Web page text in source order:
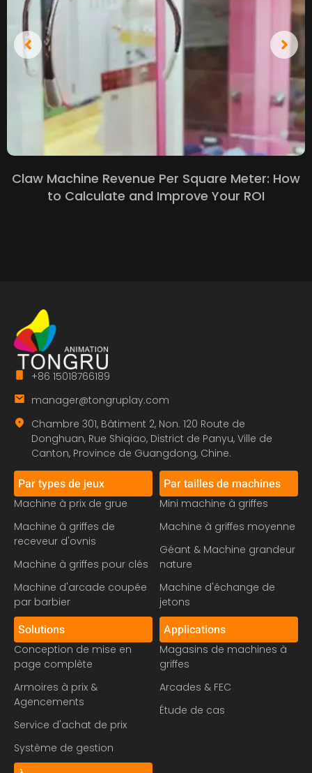
Claw Machine Revenue Per Square Meter: How
to Calculate and Improve Your ROI
+86 15018766189
manager@tongruplay.com
Chambre 301, Bâtiment 2, Non. 120 Route de
Donghuan, Rue Shiqiao, District de Panyu, Ville de
Canton, Province de Guangdong, Chine.
Par types de jeux
Machine à prix de grue
Machine à griffes de
receveur d'ovnis
Machine à griffes pour clés
Machine d'arcade coupée
par barbier
Par tailles de machines
Mini machine à griffes
Machine à griffes moyenne
Géant & Machine grandeur
nature
Machine d'échange de
jetons
Solutions
Conception de mise en
page complète
Armoires à prix &
Agencements
Service d'achat de prix
Système de gestion
Applications
Magasins de machines à
griffes
Arcades & FEC
Étude de cas